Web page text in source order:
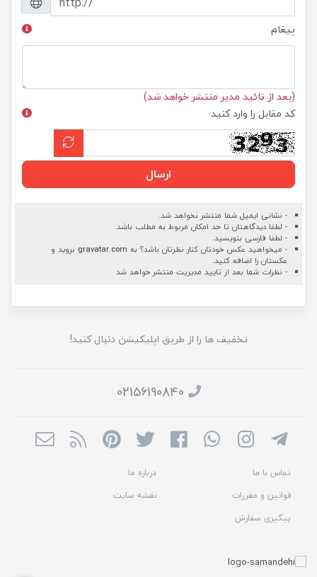
پیغام
(بعد از تائید مدیر منتشر خواهد شد)
کد مقابل را وارد کنید
ارسال
- نشانی ایمیل شما منتشر نخواهد شد.
- لطفا دیدگاهتان تا حد امکان مربوط به مطلب باشد.
- لطفا فارسی بنویسید.
- میخواهید عکس خودتان کنار نظرتان باشد؟ به gravatar.com بروید و
عکستان را اضافه کنید.
- نظرات شما بعد از تایید مدیریت منتشر خواهد شد
تخفیف ها را از طریق اپلیکیشن دنبال کنید!
02156190840
تماس با ما
درباره ما
قوانین و مقررات
نقشه سایت
پیگیری سفارش